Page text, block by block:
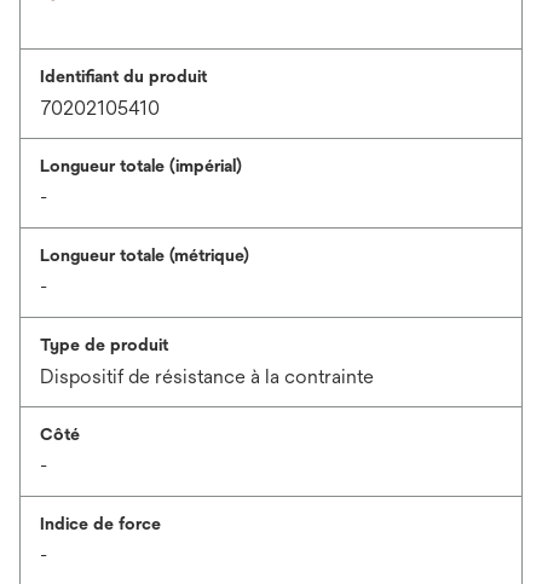
Identifiant du produit
70202105410
Longueur totale (impérial)
-
Longueur totale (métrique)
-
Type de produit
Dispositif de résistance à la contrainte
Côté
-
Indice de force
-